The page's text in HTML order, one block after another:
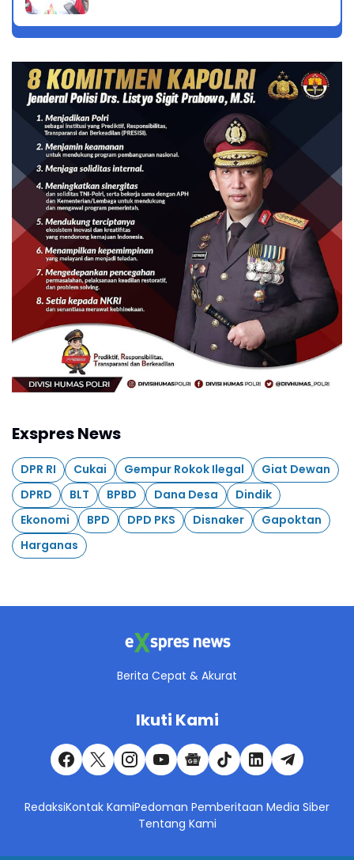
Exspres News
DPR RI Cukai Gempur Rokok Ilegal
Giat Dewan
DPRD
BLT BPBD Dana Desa
Dindik
Ekonomi
BPD DPD PKS Disnaker
Gapoktan
Harganas
Berita Cepat & Akurat
Ikuti Kami
RedaksiKontak KamiPedoman Pemberitaan Media Siber
Tentang Kami